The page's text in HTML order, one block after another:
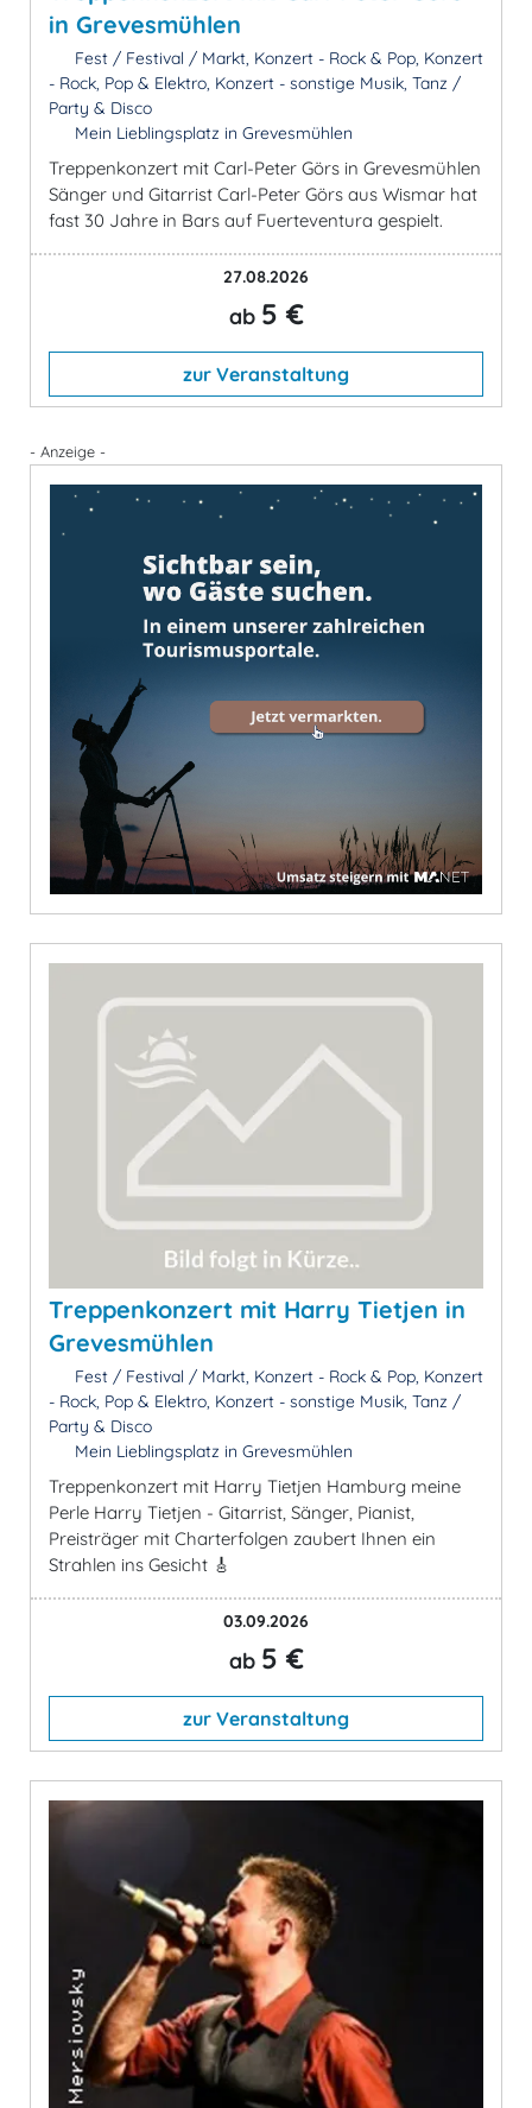
in Grevesmühlen
Fest / Festival / Markt, Konzert - Rock & Pop, Konzert
- Rock, Pop & Elektro, Konzert - sonstige Musik, Tanz /
Party & Disco
Mein Lieblingsplatz in Grevesmühlen
Treppenkonzert mit Carl-Peter Görs in Grevesmühlen
Sänger und Gitarrist Carl-Peter Görs aus Wismar hat
fast 30 Jahre in Bars auf Fuerteventura gespielt.
27.08.2026
ab 5 €
zur Veranstaltung
- Anzeige -
Treppenkonzert mit Harry Tietjen in
Grevesmühlen
Fest / Festival / Markt, Konzert - Rock & Pop, Konzert
- Rock, Pop & Elektro, Konzert - sonstige Musik, Tanz /
Party & Disco
Mein Lieblingsplatz in Grevesmühlen
Treppenkonzert mit Harry Tietjen Hamburg meine
Perle Harry Tietjen - Gitarrist, Sänger, Pianist,
Preisträger mit Charterfolgen zaubert Ihnen ein
Strahlen ins Gesicht 🎸
03.09.2026
ab 5 €
zur Veranstaltung